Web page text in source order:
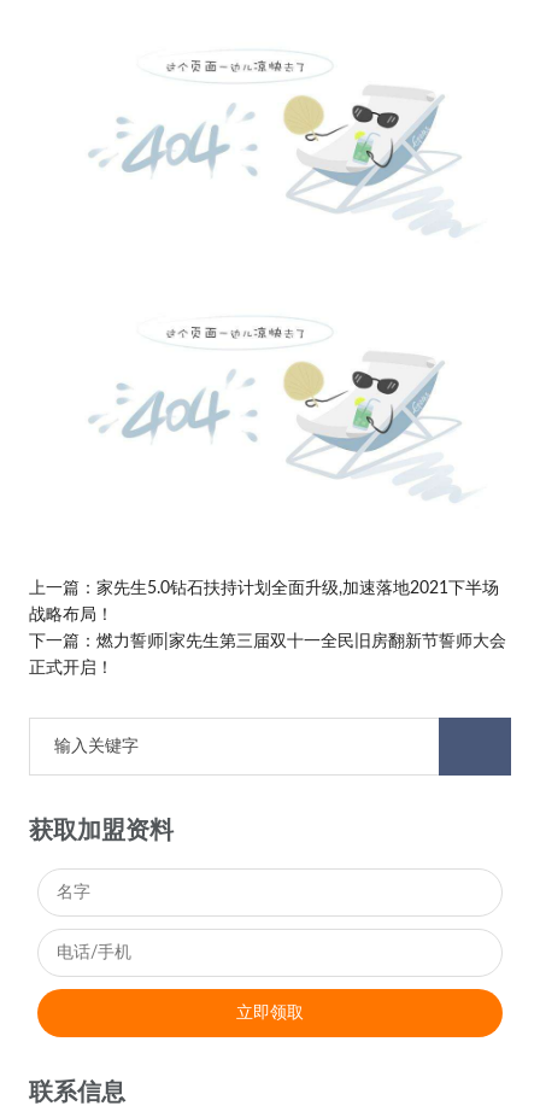
上一篇：家先生5.0钻石扶持计划全面升级,加速落地2021下半场
战略布局！
下一篇：燃力誓师|家先生第三届双十一全民旧房翻新节誓师大会
正式开启！
获取加盟资料
立即领取
联系信息